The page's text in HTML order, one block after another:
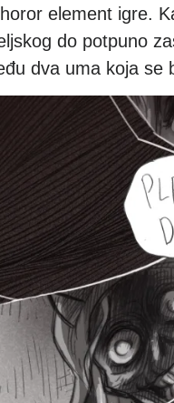
element igre.
do potpuno
dva uma koja